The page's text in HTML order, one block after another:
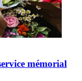
mémorial